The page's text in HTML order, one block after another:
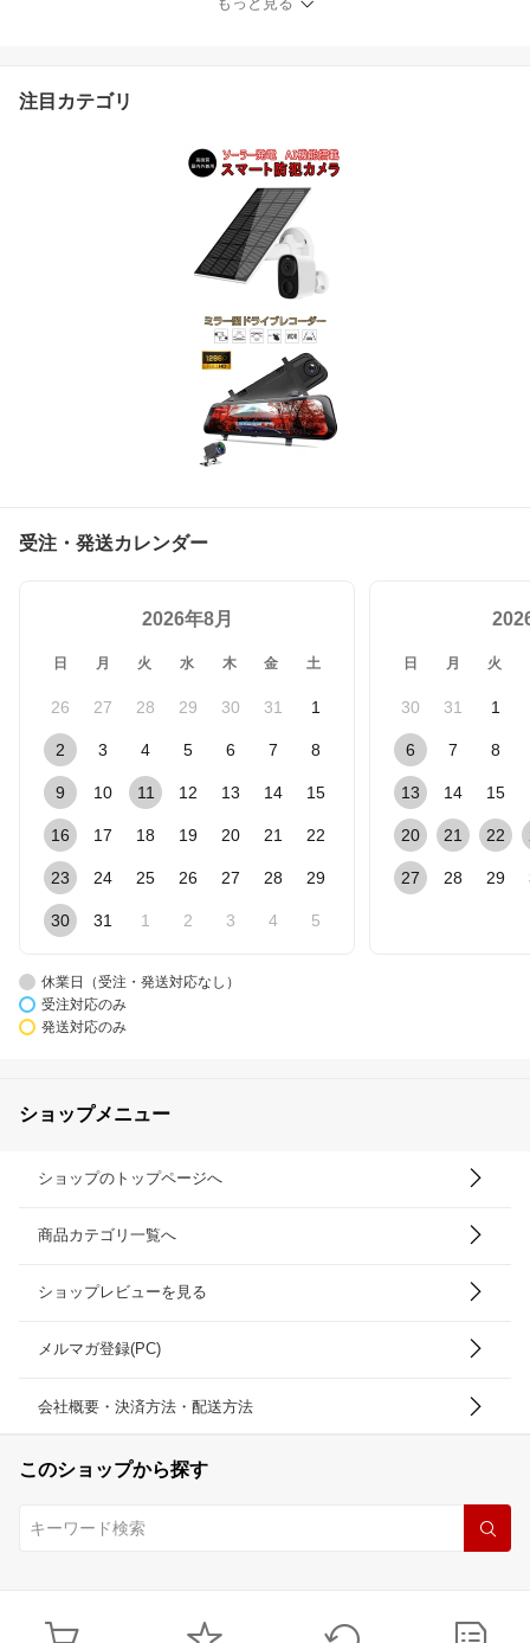
ートバイドライブレコー
注目カテゴリ
受注・発送カレンダー
2026年8月
日 月 火 水 木 金 土
26 27 28 29 30 31 1
2 3 4 5 6 7 8
9 10 11 12 13 14 15
16 17 18 19 20 21 22
23 24 25 26 27 28 29
30 31 1 2 3 4 5
日 月 火
30 31 1
6 7 8
13 14 15
20 21 22
27 28 29
休業日（受注・発送対応なし）
受注対応のみ
発送対応のみ
ショップメニュー
ショップのトップページへ
商品カテゴリ一覧へ
ショップレビューを見る
メルマガ登録(PC)
会社概要・決済方法・配送方法
このショップから探す